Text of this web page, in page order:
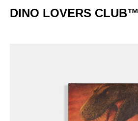
DINO LOVERS CLUB™